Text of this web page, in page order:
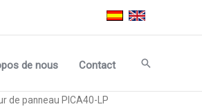
de nous Contact
de panneau PICA40-LP